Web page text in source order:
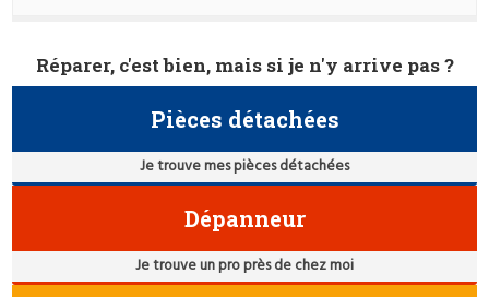
Réparer, c'est bien, mais si je n'y arrive pas ?
Pièces détachées
Je trouve mes pièces détachées
Dépanneur
Je trouve un pro près de chez moi